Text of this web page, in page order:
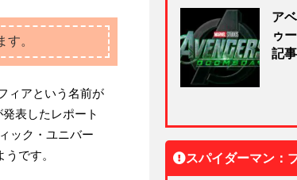
。
ィアという名前が
発表したレポート
ック・ユニバー
です。
ア
ゥ
記
スパイダーマン：